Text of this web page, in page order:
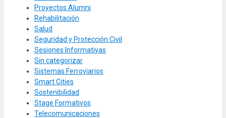
Proyectos Alumni
Rehabilitación
Salud
Seguridad y Protección Civil
Sesiones Informativas
Sin categorizar
Sistemas Ferroviarios
Smart Cities
Sostenibilidad
Stage Formativos
Telecomunicaciones